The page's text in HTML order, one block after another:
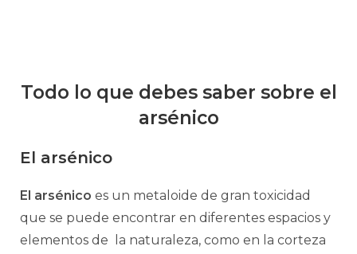
Todo lo que debes saber sobre el
arsénico
El arsénico
El arsénico es un metaloide de gran toxicidad
que se puede encontrar en diferentes espacios y
elementos de la naturaleza, como en la corteza